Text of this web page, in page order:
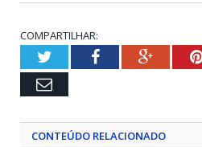
COMPARTILHAR:
TwitterFacebook
Email
CONTEÚDO RELACIONADO